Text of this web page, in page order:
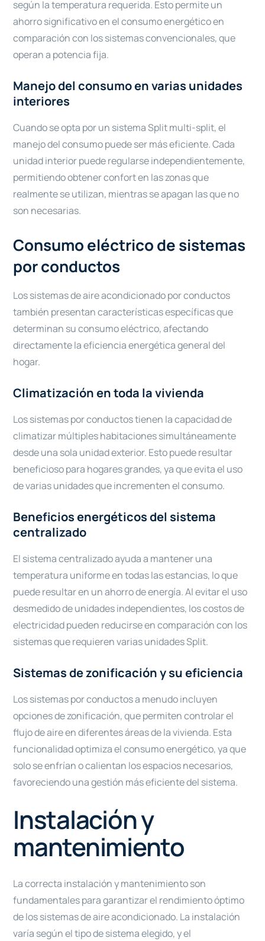
según la temperatura requerida. Esto permite un
ahorro significativo en el consumo energético en
comparación con los sistemas convencionales, que
operan a potencia fija.
Manejo del consumo en varias unidades
interiores
Cuando se opta por un sistema Split multi-split, el
manejo del consumo puede ser más eficiente. Cada
unidad interior puede regularse independientemente,
permitiendo obtener confort en las zonas que
realmente se utilizan, mientras se apagan las que no
son necesarias.
Consumo eléctrico de sistemas
por conductos
Los sistemas de aire acondicionado por conductos
también presentan características específicas que
determinan su consumo eléctrico, afectando
directamente la eficiencia energética general del
hogar.
Climatización en toda la vivienda
Los sistemas por conductos tienen la capacidad de
climatizar múltiples habitaciones simultáneamente
desde una sola unidad exterior. Esto puede resultar
beneficioso para hogares grandes, ya que evita el uso
de varias unidades que incrementen el consumo.
Beneficios energéticos del sistema
centralizado
El sistema centralizado ayuda a mantener una
temperatura uniforme en todas las estancias, lo que
puede resultar en un ahorro de energía. Al evitar el uso
desmedido de unidades independientes, los costos de
electricidad pueden reducirse en comparación con los
sistemas que requieren varias unidades Split.
Sistemas de zonificación y su eficiencia
Los sistemas por conductos a menudo incluyen
opciones de zonificación, que permiten controlar el
flujo de aire en diferentes áreas de la vivienda. Esta
funcionalidad optimiza el consumo energético, ya que
solo se enfrían o calientan los espacios necesarios,
favoreciendo una gestión más eficiente del sistema.
Instalación y
mantenimiento
La correcta instalación y mantenimiento son
fundamentales para garantizar el rendimiento óptimo
de los sistemas de aire acondicionado. La instalación
varía según el tipo de sistema elegido, y el